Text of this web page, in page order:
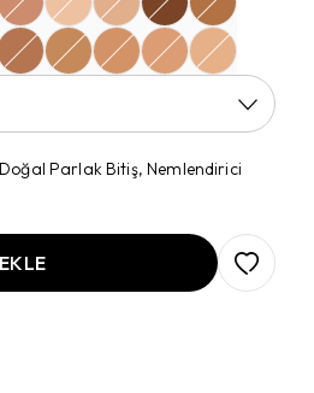
Parlak Bitiş, Nemlendirici